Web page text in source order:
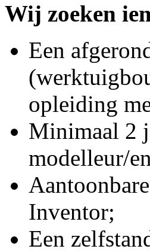
Wij zoeken
Een
opleiding
Minimaal 2
modelleur/
Inventor;
Een